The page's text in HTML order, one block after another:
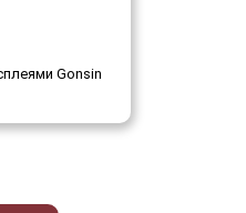
Gonsin